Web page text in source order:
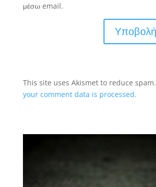
μέσω email.
This site uses Akismet to reduce spam.
your comment data is processed.